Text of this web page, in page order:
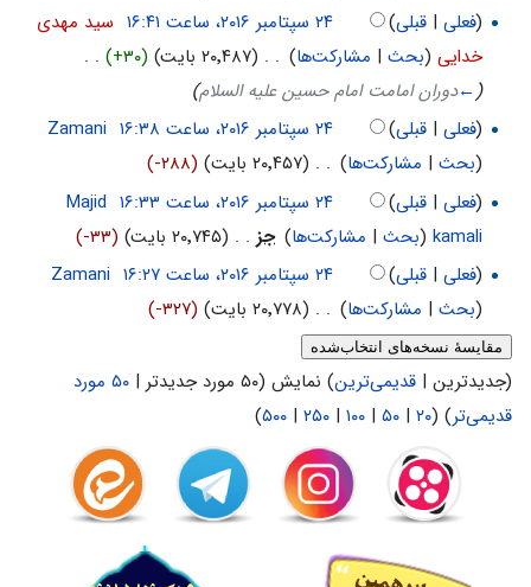
(فعلی| قبلی)
‏ سید مهدی
خدایی (بحث| مشارکت‌ها)
. . (۲۰٬۴۸۷ بایت) (+۳۰)‏
. .
(
←دوران امامت امام حسین علیه السلام)
(فعلی| قبلی)
‏
Zamani
(بحث| مشارکت‌ها)
. . (۲۰٬۴۵۷ بایت)
(-۲۸۸)
(فعلی| قبلی)
‏
Majid
kamali
(بحث| مشارکت‌ها)
‏جز . . (۲۰٬۷۴۵ بایت)
(-۳۳)
(فعلی| قبلی)
‏
Zamani
(بحث| مشارکت‌ها)
. . (۲۰٬۷۷۸ بایت) (-۳۲۷)
(جدیدترین | قدیمی‌ترین) نمایش (۵۰ مورد جدیدتر |
۵۰ مورد
قدیمی‌تر) (۲۰ | ۵۰ | ۱۰۰ | ۲۵۰ | ۵۰۰)